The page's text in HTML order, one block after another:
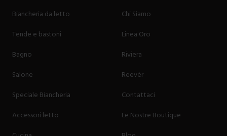
Biancheria da letto
Tende e bastoni
Bagno
Salone
Speciale Biancheria
Accessori letto
Chi Siamo
Linea Oro
Riviera
Reevèr
Contattaci
Le Nostre Boutique